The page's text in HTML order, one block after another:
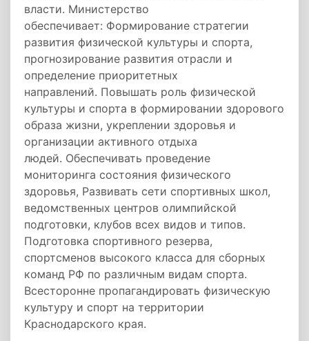
власти. Министерство
обеспечивает: Формирование стратегии
развития физической культуры и спорта,
прогнозирование развития отрасли и
определение приоритетных
направлений. Повышать роль физической
культуры и спорта в формировании здорового
образа жизни, укреплении здоровья и
организации активного отдыха
людей. Обеспечивать проведение
мониторинга состояния физического
здоровья, Развивать сети спортивных школ,
ведомственных центров олимпийской
подготовки, клубов всех видов и типов.
Подготовка спортивного резерва,
спортсменов высокого класса для сборных
команд РФ по различным видам спорта.
Всесторонне пропагандировать физическую
культуру и спорт на территории
Краснодарского края.